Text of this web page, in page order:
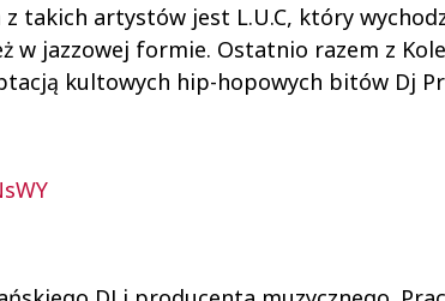
takich artystów jest L.U.C, który
w jazzowej formie. Ostatnio razem z
kultowych hip-hopowych bitów Dj